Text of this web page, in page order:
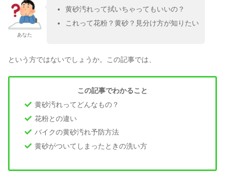
あなた
黄砂汚れって拭いちゃってもいいの？
これって花粉？黄砂？見分け方が知りたい
という方ではないでしょうか。この記事では、
この記事でわかること
黄砂汚れってどんなもの？
花粉との違い
バイクの黄砂汚れ予防方法
黄砂がついてしまったときの洗い方